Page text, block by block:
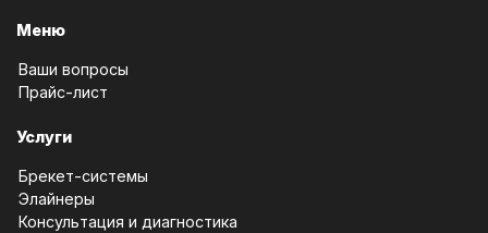
Меню
Ваши вопросы
Прайс-лист
Услуги
Брекет-системы
Элайнеры
Консультация и диагностика